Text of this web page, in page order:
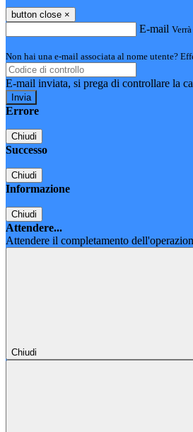
button close ×
E-mail
Non hai una e-mail associata al nome utente?
E-mail inviata, si prega di controllare la
Errore
Chiudi
Successo
Chiudi
Informazione
Chiudi
Attendere...
Attendere il completamento
Chiudi